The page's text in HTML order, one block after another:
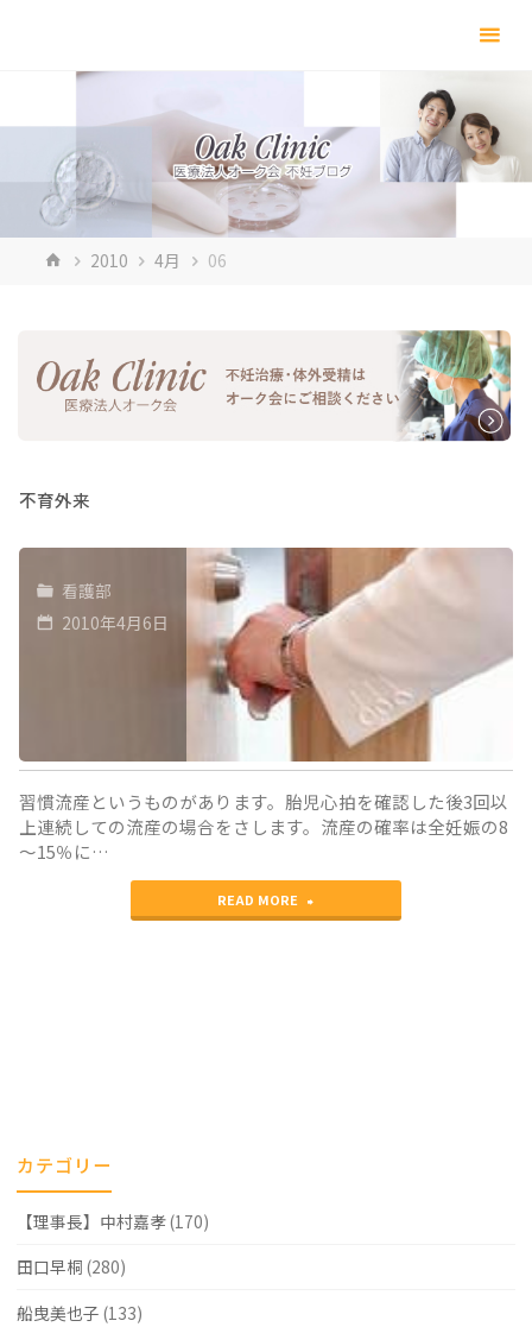
キ
ホ 2010 4月 06
不育外来
看護部
2010年4月6日
習慣流産というものがあります。胎児心拍を確認した後3回以
上連続しての流産の場合をさします。流産の確率は全妊娠の8
～15％に…
READ MORE
"不
カテゴリー
【理事長】中村嘉孝(170)
田口早桐 (280)
船曳美也子 (133)